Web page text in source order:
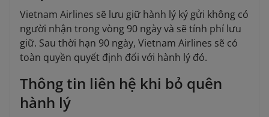
Vietnam Airlines sẽ lưu giữ hành lý ký gửi không có
người nhận trong vòng 90 ngày và sẽ tính phí lưu
giữ. Sau thời hạn 90 ngày, Vietnam Airlines sẽ có
toàn quyền quyết định đối với hành lý đó.
Thông tin liên hệ khi bỏ quên
hành lý